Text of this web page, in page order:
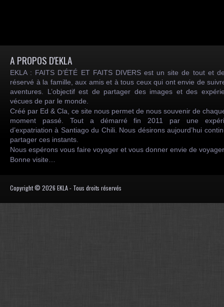
A PROPOS D'EKLA
EKLA : FAITS D’ÉTÉ ET FAITS DIVERS est un site de tout et
réservé à la famille, aux amis et à tous ceux qui ont envie de
aventures. L’objectif est de partager des images et des
vécues de par le monde.
Créé par Ed & Cla, ce site nous permet de nous souvenir de
moment passé. Tout a démarré fin 2011 par une
d’expatriation à Santiago du Chili. Nous désirons aujourd’hui
partager ces instants.
Nous espérons vous faire voyager et vous donner envie de
Bonne visite…
Copyright © 2026 EKLA - Tous droits réservés